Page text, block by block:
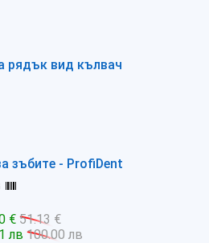
рядък вид кълвач
зъбите - ProfiDent
€ 51.13 €
лв 100.00 лв